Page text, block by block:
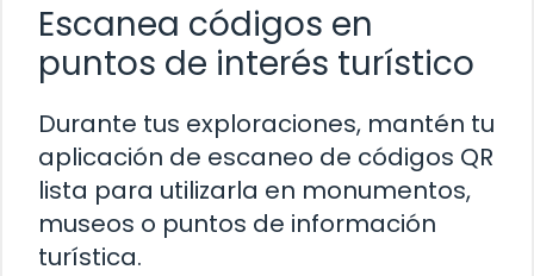
Escanea códigos en
puntos de interés turístico
Durante tus exploraciones, mantén tu
aplicación de escaneo de códigos QR
lista para utilizarla en monumentos,
museos o puntos de información
turística.